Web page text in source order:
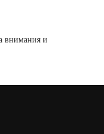
внимания и